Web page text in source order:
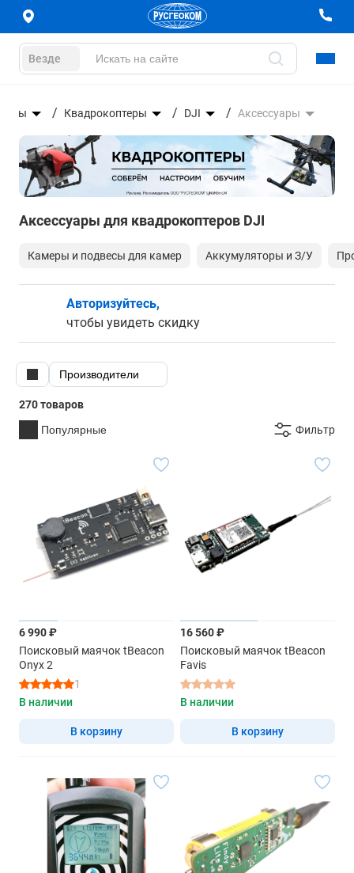
Везде
Квадрокоптеры DJI Аксессуары
Аксессуары для квадрокоптеров DJI
Камеры и подвесы для камер Аккумуляторы и З/У
Авторизуйтесь,
чтобы увидеть скидку
Производители
270 товаров
Популярные
Фильтр
6 990 ₽
Поисковый маячок tBeacon
Onyx 2
1
В наличии
В корзину
16 560 ₽
Поисковый маячок tBeacon
Favis
В наличии
В корзину